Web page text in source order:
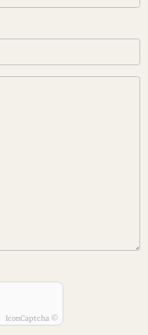
IconCaptcha ©